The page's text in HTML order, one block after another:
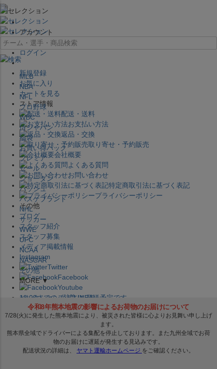
×
アカウント
ログイン
新規登録
お気に入り
カートを見る
ストア情報
配送・送料
お支払い方法
返品・交換
取り寄せ・予約販売
会社概要
よくある質問
お問い合わせ
特定商取引法に基づく表記
プライバシーポリシー
その他
ブログ
スタッフ紹介
スタッフ募集
メディア掲載情報
Instagram
Twitter
Facebook
Youtube
セレクション公式LINE@
MLB
NBA
NFL
プロ野球
WBC
侍ジャパン
福袋
お買い得パック
プレミア
セール
ジョーダン
バッシュ
バスケブランド
NHL
サッカー
WWE
UFC
NCAA
NASCAR
その他
MORE ▼
12:00までのご注文は発送予定です。
在庫品は 1-3営業日内で発送!! ※お取寄せ商品は対象外